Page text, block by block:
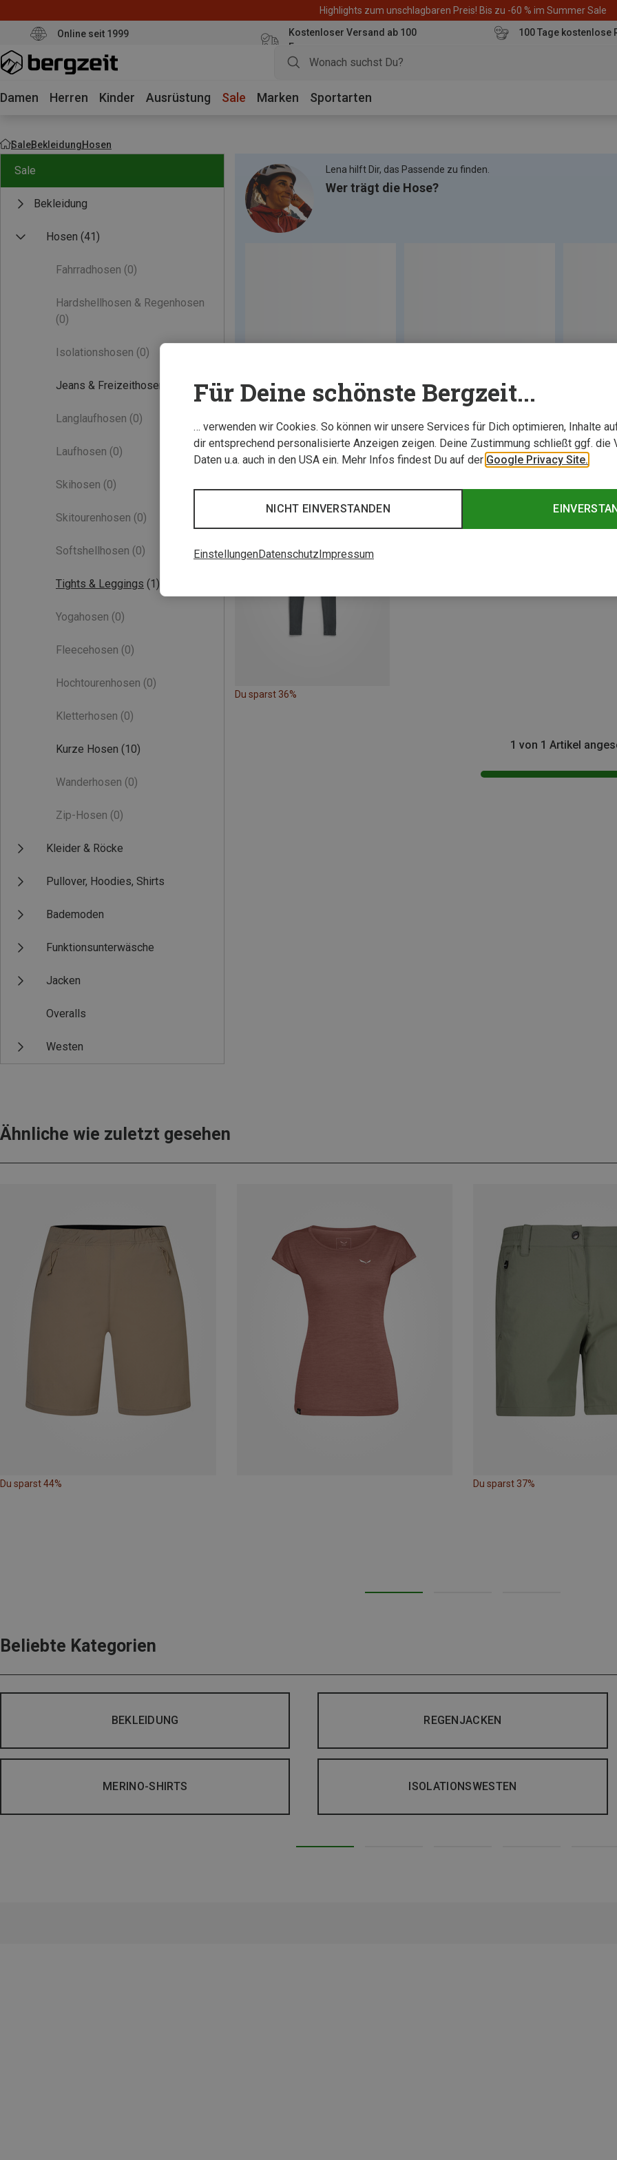
Highlights zum unschlagbaren Preis! Bis zu -60 % im Summer Sale
Online seit 1999
Kostenloser Versand ab 100
Euro
100 Tage kostenlose
Damen Herren Kinder Ausrüstung Sale Marken Sportarten
SaleBekleidungHosen
Sale
Bekleidung
Hosen (41)
Fahrradhosen (0)
Hardshellhosen & Regenhosen
(0)
Isolationshosen (0)
Jeans & Freizeithosen
Langlaufhosen (0)
Laufhosen (0)
Skihosen (0)
Skitourenhosen (0)
Softshellhosen (0)
Tights & Leggings (1)
Yogahosen (0)
Fleecehosen (0)
Hochtourenhosen (0)
Kletterhosen (0)
Kurze Hosen (10)
Wanderhosen (0)
Zip-Hosen (0)
Kleider & Röcke
Pullover, Hoodies, Shirts
Bademoden
Funktionsunterwäsche
Jacken
Overalls
Westen
Lena hilft Dir, das Passende zu finden.
Wer trägt die Hose?
Du sparst 36%
1 von 1 Artikel
Ähnliche wie zuletzt gesehen
Du sparst 44% Du sparst 37%
Beliebte Kategorien
BEKLEIDUNG REGENJACKEN
MERINO-SHIRTS ISOLATIONSWESTEN
Für Deine schönste Bergzeit...
… verwenden wir Cookies. So können wir unsere Services für Dich optimieren, Inhalte
dir entsprechend personalisierte Anzeigen zeigen. Deine Zustimmung schließt ggf. die
Daten u.a. auch in den USA ein. Mehr Infos findest Du auf der Google Privacy Site.
NICHT EINVERSTANDEN
EinstellungenDatenschutzImpressum